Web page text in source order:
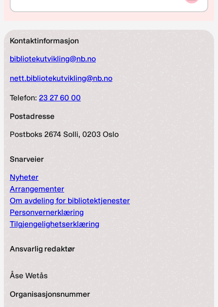
Kontaktinformasjon
bibliotekutvikling@nb.no
nett.bibliotekutvikling@nb.no
Telefon: 23 27 60 00
Postadresse
Postboks 2674 Solli, 0203 Oslo
Snarveier
Nyheter
Arrangementer
Om avdeling for bibliotektjenester
Personvernerklæring
Tilgjengelighetserklæring
Ansvarlig redaktør
Åse Wetås
Organisasjonsnummer